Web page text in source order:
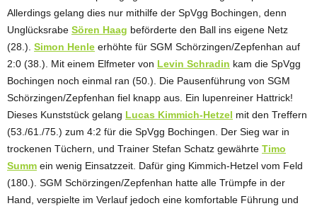
Allerdings gelang dies nur mithilfe der SpVgg Bochingen, denn
Unglücksrabe Sören Haag beförderte den Ball ins eigene Netz
(28.). Simon Henle erhöhte für SGM Schörzingen/Zepfenhan auf
2:0 (38.). Mit einem Elfmeter von Levin Schradin kam die SpVgg
Bochingen noch einmal ran (50.). Die Pausenführung von SGM
Schörzingen/Zepfenhan fiel knapp aus. Ein lupenreiner Hattrick!
Dieses Kunststück gelang Lucas Kimmich-Hetzel mit den Treffern
(53./61./75.) zum 4:2 für die SpVgg Bochingen. Der Sieg war in
trockenen Tüchern, und Trainer Stefan Schatz gewährte Timo
Summ ein wenig Einsatzzeit. Dafür ging Kimmich-Hetzel vom Feld
(180.). SGM Schörzingen/Zepfenhan hatte alle Trümpfe in der
Hand, verspielte im Verlauf jedoch eine komfortable Führung und